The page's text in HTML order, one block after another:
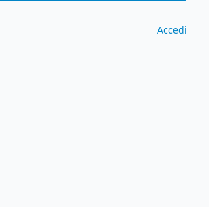
Accedi